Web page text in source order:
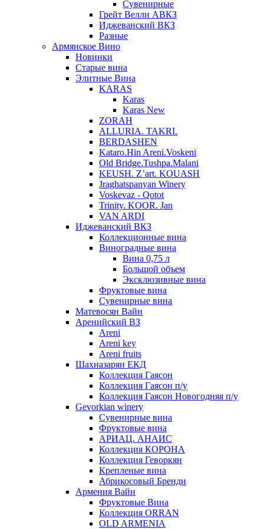
Сувенирные
Грейт Велли АВКЗ
Иджеванский ВКЗ
Разные
Армянское Вино
Новинки
Старые вина
Элитные Вина
KARAS
Karas
Karas New
ZORAH
ALLURIA. TAKRI.
BERDASHEN
Kataro.Hin Areni.Voskeni
Old Bridge.Tushpa.Malani
KEUSH. Z’art. KOUASH
Jraghatspanyan Winery
Voskevaz - Qotot
Trinity. KOOR. Jan
VAN ARDI
Иджеванский ВКЗ
Коллекционные вина
Виноградные вина
Вина 0,75 л
Большой объем
Эксклюзивные вина
Фруктовые вина
Cувенирные вина
Матевосян Вайн
Аренийский ВЗ
Areni
Areni key
Areni fruits
Шахназарян ЕКД
Коллекция Гаясон
Коллекция Гаясон п/у
Коллекция Гаясон Новогодняя п/у
Gevorkian winery
Сувенирные вина
Фруктовые вина
АРИАЦ. АНАИС
Коллекция КОРОНА
Коллекция Геворкян
Крепленые вина
Абрикосовый Бренди
Армения Вайн
Фруктовые Вина
Коллекция ORRAN
OLD ARMENIA